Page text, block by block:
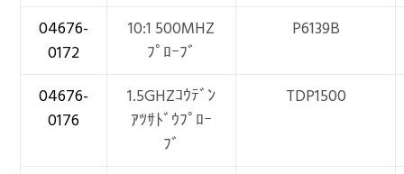
04676-
0172
10:1 500MHZ
ﾌﾟﾛｰﾌﾞ
P6139B
04676-
0176
1.5GHZｺｳﾃﾞﾝ
ｱﾂｻﾄﾞｳﾌﾟﾛｰ
ﾌﾞ
TDP1500